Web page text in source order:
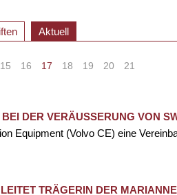
Aktuell
15 16 17 18 19 20 21
DER VERÄUSSERUNG VON
Equipment (Volvo CE) eine
TRÄGERIN DER